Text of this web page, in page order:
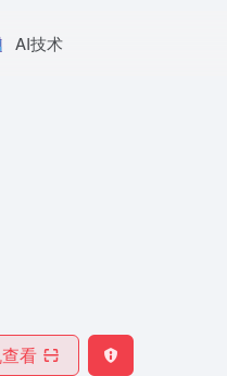
AI技术
看